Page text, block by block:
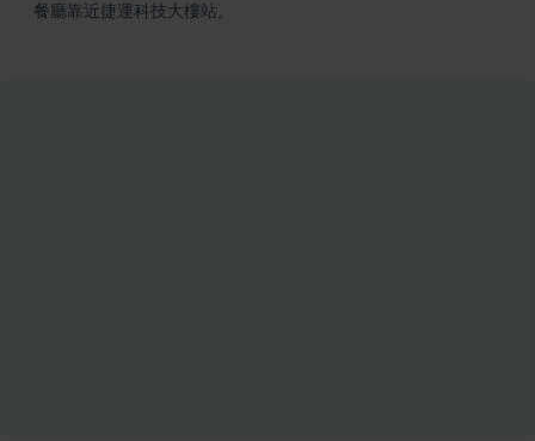
餐廳靠近捷運科技大樓站。